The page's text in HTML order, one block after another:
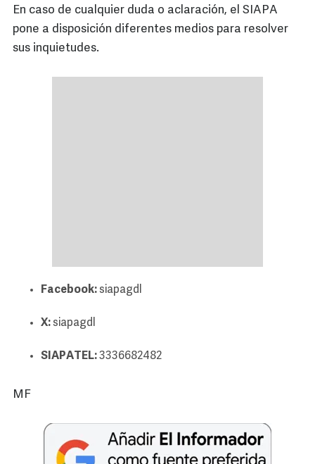
En caso de cualquier duda o aclaración, el SIAPA
pone a disposición diferentes medios para resolver
sus inquietudes.
Facebook:siapagdl
X:siapagdl
SIAPATEL:3336682482
MF